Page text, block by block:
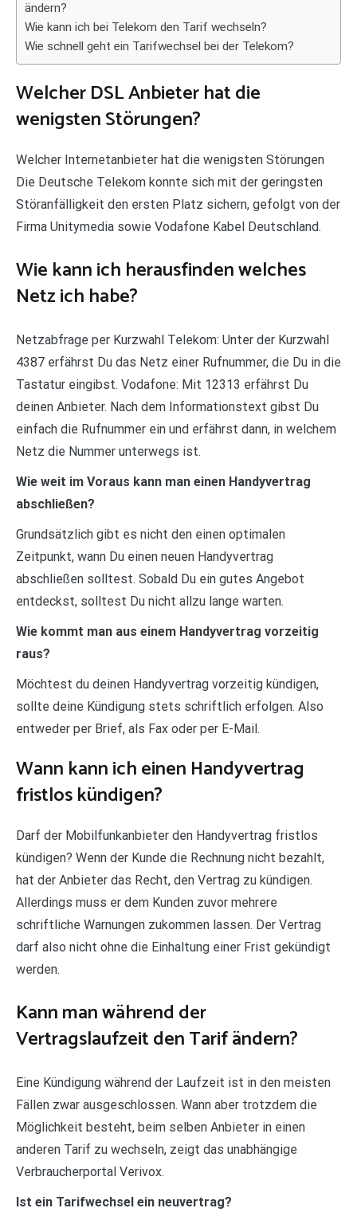
ändern?
Wie kann ich bei Telekom den Tarif wechseln?
Wie schnell geht ein Tarifwechsel bei der Telekom?
Welcher DSL Anbieter hat die
wenigsten Störungen?
Welcher Internetanbieter hat die wenigsten Störungen
Die Deutsche Telekom konnte sich mit der geringsten
Störanfälligkeit den ersten Platz sichern, gefolgt von der
Firma Unitymedia sowie Vodafone Kabel Deutschland.
Wie kann ich herausfinden welches
Netz ich habe?
Netzabfrage per Kurzwahl Telekom: Unter der Kurzwahl
4387 erfährst Du das Netz einer Rufnummer, die Du in die
Tastatur eingibst. Vodafone: Mit 12313 erfährst Du
deinen Anbieter. Nach dem Informationstext gibst Du
einfach die Rufnummer ein und erfährst dann, in welchem
Netz die Nummer unterwegs ist.
Wie weit im Voraus kann man einen Handyvertrag
abschließen?
Grundsätzlich gibt es nicht den einen optimalen
Zeitpunkt, wann Du einen neuen Handyvertrag
abschließen solltest. Sobald Du ein gutes Angebot
entdeckst, solltest Du nicht allzu lange warten.
Wie kommt man aus einem Handyvertrag vorzeitig
raus?
Möchtest du deinen Handyvertrag vorzeitig kündigen,
sollte deine Kündigung stets schriftlich erfolgen. Also
entweder per Brief, als Fax oder per E-Mail.
Wann kann ich einen Handyvertrag
fristlos kündigen?
Darf der Mobilfunkanbieter den Handyvertrag fristlos
kündigen? Wenn der Kunde die Rechnung nicht bezahlt,
hat der Anbieter das Recht, den Vertrag zu kündigen.
Allerdings muss er dem Kunden zuvor mehrere
schriftliche Warnungen zukommen lassen. Der Vertrag
darf also nicht ohne die Einhaltung einer Frist gekündigt
werden.
Kann man während der
Vertragslaufzeit den Tarif ändern?
Eine Kündigung während der Laufzeit ist in den meisten
Fällen zwar ausgeschlossen. Wann aber trotzdem die
Möglichkeit besteht, beim selben Anbieter in einen
anderen Tarif zu wechseln, zeigt das unabhängige
Verbraucherportal Verivox.
Ist ein Tarifwechsel ein neuvertrag?